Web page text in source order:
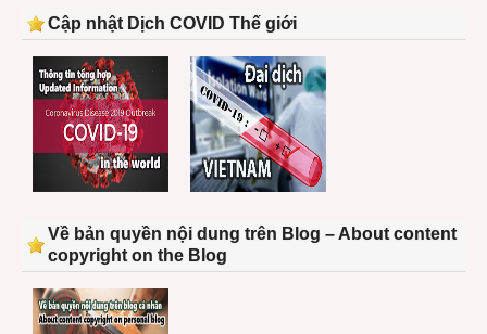
Cập nhật Dịch COVID Thế giới
Về bản quyền nội dung trên Blog – About content
copyright on the Blog